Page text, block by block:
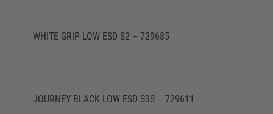
WHITE GRIP LOW ESD S2 – 729685
JOURNEY BLACK LOW ESD S3S – 729611